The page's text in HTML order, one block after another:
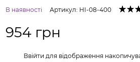
В наявності Артикул: HI-08-400
954 грн
Ввійти для відображення